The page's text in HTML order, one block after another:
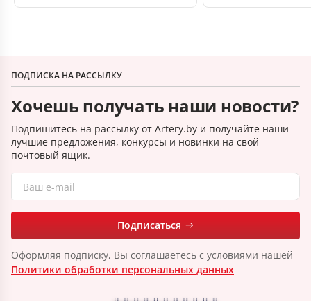
ПОДПИСКА НА РАССЫЛКУ
Хочешь получать наши новости?
Подпишитесь на рассылку от Artery.by и получайте наши
лучшие предложения, конкурсы и новинки на свой
почтовый ящик.
Подписаться
Оформляя подписку, Вы соглашаетесь с условиями нашей
Политики обработки персональных данных